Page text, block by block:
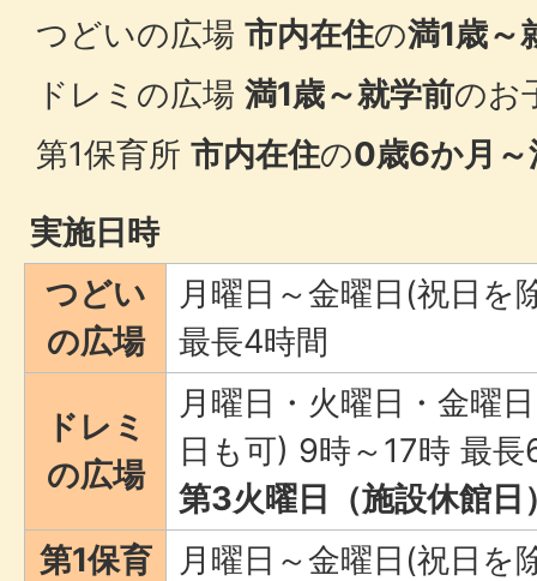
つどいの広場 市内在住の満1歳～
ドレミの広場 満1歳～就学前のお
第1保育所 市内在住の0歳6か月
実施日時
つどい
の広場
月曜日～金曜日(祝日を
最長4時間
ドレミ
の広場
月曜日・火曜日・金曜
日も可) 9時～17時 最長
第3火曜日（施設休館日
第1保育
月曜日～金曜日(祝日を